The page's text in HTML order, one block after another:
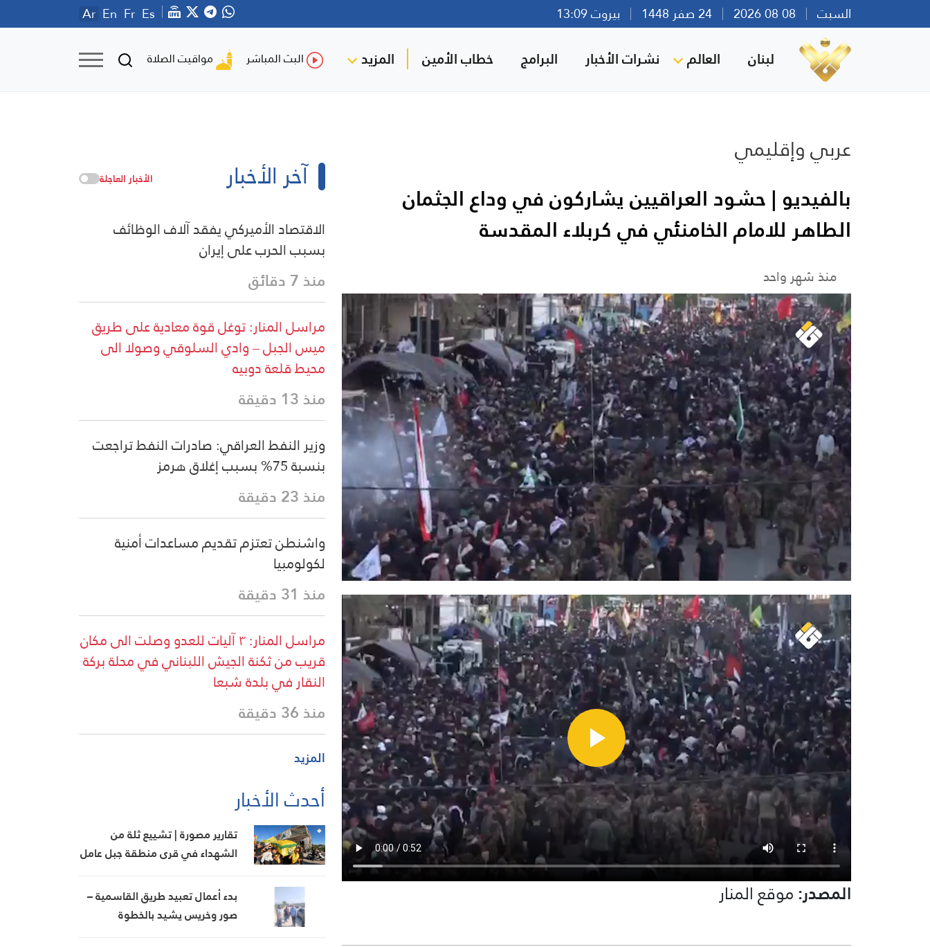
السبت بيروت 13:09 Ar En Fr Es
لبنان العالم نشرات الأخبار البرامج خطاب الأمين المزيد البث المباشر مواقيت الصلاة
عربي وإقليمي
بالفيديو | حشود العراقيين يشاركون في وداع الجثمان
الطاهر للامام الخامنئي في كربلاء المقدسة
منذ شهر واحد
المصدر:موقع المنار
آخر الأخبار الأخبار العاجلة
الاقتصاد الأميركي يفقد آلاف الوظائف
بسبب الحرب على إيران
منذ 7 دقائق
مراسل المنار: توغل قوة معادية على طريق
ميس الجبل – وادي السلوقي وصولا الى
محيط قلعة دوبيه
منذ 13 دقيقة
وزير النفط العراقي: صادرات النفط تراجعت
بنسبة 75% بسبب إغلاق هرمز
منذ 23 دقيقة
واشنطن تعتزم تقديم مساعدات أمنية
لكولومبيا
منذ 31 دقيقة
مراسل المنار: ٣ آليات للعدو وصلت الى مكان
قريب من ثكنة الجيش اللبناني في محلة بركة
النقار في بلدة شبعا
منذ 36 دقيقة
المزيد
أحدث الأخبار
تقارير مصورة | تشييع ثلة من
الشهداء في قرى منطقة جبل عامل
بدء أعمال تعبيد طريق القاسمية –
صور وخريس يشيد بالخطوة